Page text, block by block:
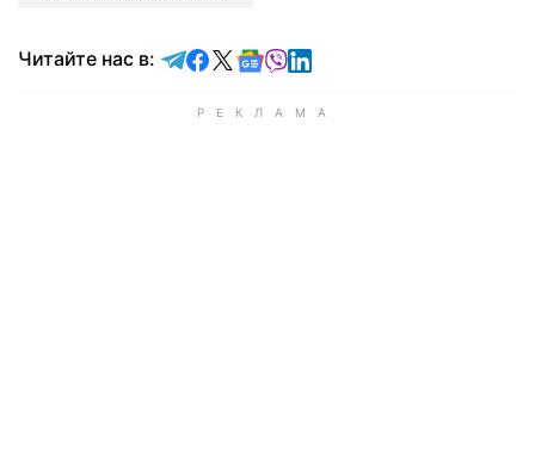
Читайте нас в: Читайте в Telegram
Читайте в Facebook
Читайте в X
Читайте в Google news
Читайте в Viber
Читайте в LinkedIn